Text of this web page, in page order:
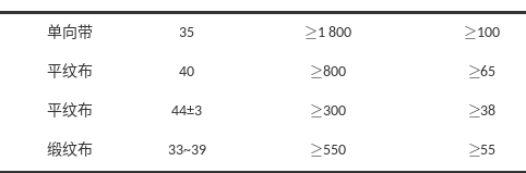
单向带 35 ≥
≥ 1 800 ≥
≥ 100
平纹布 40 ≥
≥ 800 ≥
≥ 65
平纹布 44±3 ≥
≥ 300 ≥
≥ 38
缎纹布 33~39 ≥
≥ 550 ≥
≥ 55